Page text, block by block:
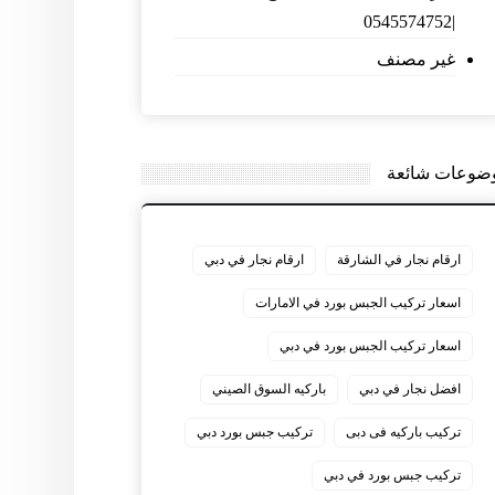
|0545574752
غير مصنف
شائعة
ارقام نجار في الشارقة ارقام نجار في دبي
اسعار تركيب الجبس بورد في الامارات
اسعار تركيب الجبس بورد في دبي
افضل نجار في دبي باركيه السوق الصيني
تركيب باركيه فى دبى تركيب جبس بورد دبي
تركيب جبس بورد في دبي